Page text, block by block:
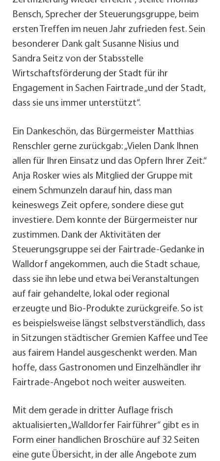
Bensch, Sprecher der Steuerungsgruppe, beim
ersten Treffen im neuen Jahr zufrieden fest. Sein
besonderer Dank galt Susanne Nisius und
Sandra Seitz von der Stabsstelle
Wirtschaftsförderung der Stadt für ihr
Engagement in Sachen Fairtrade „und der Stadt,
dass sie uns immer unterstützt“.
Ein Dankeschön, das Bürgermeister Matthias
Renschler gerne zurückgab: „Vielen Dank Ihnen
allen für Ihren Einsatz und das Opfern Ihrer Zeit.“
Anja Rosker wies als Mitglied der Gruppe mit
einem Schmunzeln darauf hin, dass man
keineswegs Zeit opfere, sondere diese gut
investiere. Dem konnte der Bürgermeister nur
zustimmen. Dank der Aktivitäten der
Steuerungsgruppe sei der Fairtrade-Gedanke in
Walldorf angekommen, auch die Stadt schaue,
dass sie ihn lebe und etwa bei Veranstaltungen
auf fair gehandelte, lokal oder regional
erzeugte und Bio-Produkte zurückgreife. So ist
es beispielsweise längst selbstverständlich, dass
in Sitzungen städtischer Gremien Kaffee und Tee
aus fairem Handel ausgeschenkt werden. Man
hoffe, dass Gastronomen und Einzelhändler ihr
Fairtrade-Angebot noch weiter ausweiten.
Mit dem gerade in dritter Auflage frisch
aktualisierten „Walldorfer Fairführer“ gibt es in
Form einer handlichen Broschüre auf 32 Seiten
eine gute Übersicht, in der alle Angebote zum